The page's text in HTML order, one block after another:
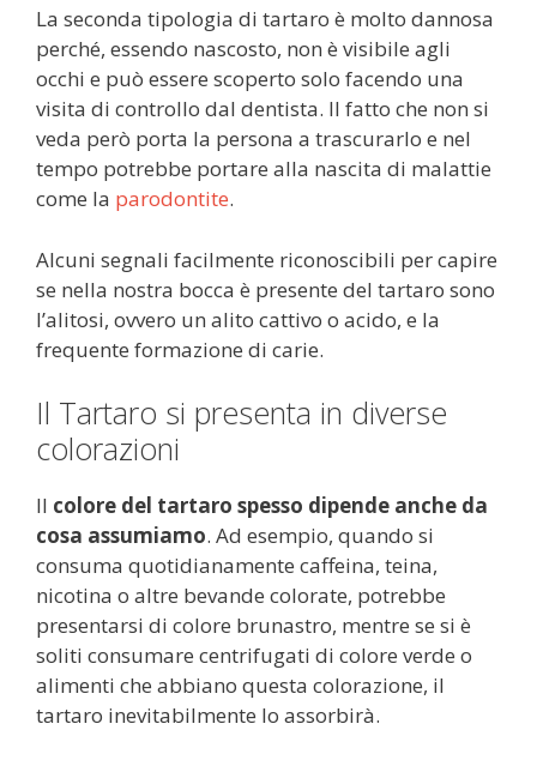
La seconda tipologia di tartaro è molto dannosa
perché, essendo nascosto, non è visibile agli
occhi e può essere scoperto solo facendo una
visita di controllo dal dentista. Il fatto che non si
veda però porta la persona a trascurarlo e nel
tempo potrebbe portare alla nascita di malattie
come la parodontite.
Alcuni segnali facilmente riconoscibili per capire
se nella nostra bocca è presente del tartaro sono
l’alitosi, ovvero un alito cattivo o acido, e la
frequente formazione di carie.
Il Tartaro si presenta in diverse
colorazioni
Il colore del tartaro spesso dipende anche da
cosa assumiamo. Ad esempio, quando si
consuma quotidianamente caffeina, teina,
nicotina o altre bevande colorate, potrebbe
presentarsi di colore brunastro, mentre se si è
soliti consumare centrifugati di colore verde o
alimenti che abbiano questa colorazione, il
tartaro inevitabilmente lo assorbirà.